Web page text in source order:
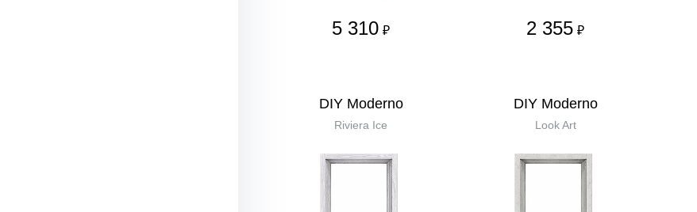
5 310 ₽ 2 355 ₽
DIY Moderno
Riviera Ice
DIY Moderno
Look Art